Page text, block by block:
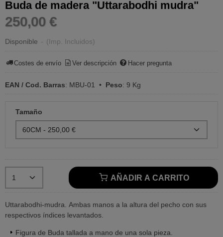
Buda de madera "Uttarabodhi mudra"
250,00 €
Disponible - (Imp. Incluidos)
Costes de envío Ver descripción Hacer pregunta
EAN / Cod. Barras: MBU-01 • Peso: 9 Kg
Tamaño
AÑADIR A CARRITO
Uttarabodhi-mudra. Ambas manos a la altura del pecho con sus
respectivos índices levantados.
Figura de Buda tallada a mano de una sola pieza.